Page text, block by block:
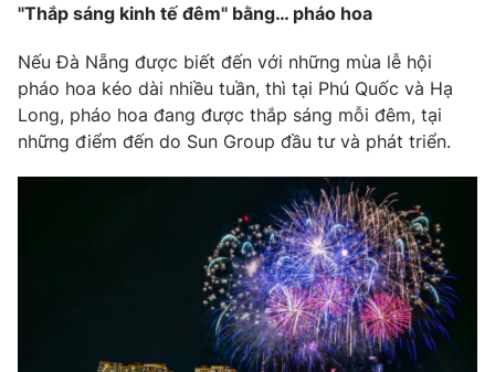
® Cấm sao chép dưới mọi hình thức nếu không có sự chấp
thuận bằng văn bản. Ghi rõ nguồn VTV.vn khi phát hành lại
"Thắp sáng kinh tế đêm" bằng… pháo hoa
Nếu Đà Nẵng được biết đến với những mùa lễ hội
pháo hoa kéo dài nhiều tuần, thì tại Phú Quốc và Hạ
Long, pháo hoa đang được thắp sáng mỗi đêm, tại
những điểm đến do Sun Group đầu tư và phát triển.